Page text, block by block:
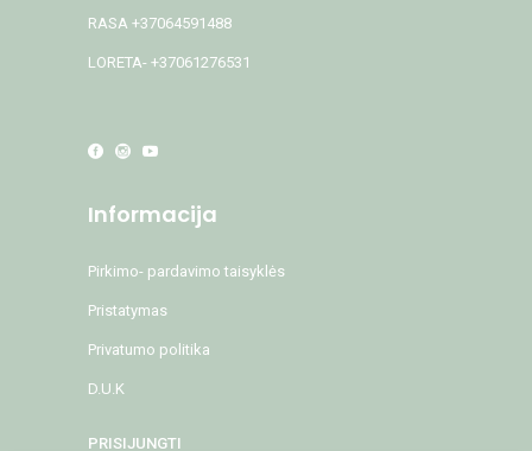
RASA +37064591488
LORETA- +37061276531
Informacija
Pirkimo- pardavimo taisyklės
Pristatymas
Privatumo politika
D.U.K
PRISIJUNGTI